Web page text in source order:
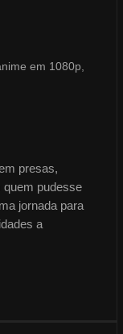
em 1080p,
presas,
quem pudesse
jornada para
a